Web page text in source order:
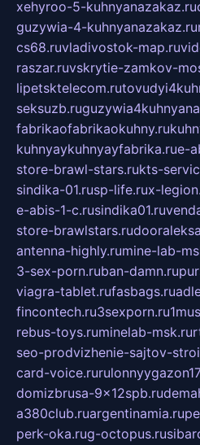
xehyroo-5-kuhnyanazakaz.ru
guzywia-4-kuhnyanazakaz.ru
cs68.ruvladivostok-map.ru
raszar.ruvskrytie-zamkov-
lipetsktelecom.ru
seksuzb.ru
fabrikaofabrikaokuhny.ru
kuhnyaykuhnyayfabrika.rue-
store-brawl-stars.rukts-
sindika-01.rusp-life.rux-
e-abis-1-c.rusindika01.ru
store-brawlstars.ru
antenna-highly.rumine-lab-
3-sex-porn.ruban-damn.ru
viagra-tablet.rufasbags.ru
fincontech.ru3sexporn.ru
rebus-toys.ruminelab-msk.ru
seo-prodvizhenie-sajtov-
card-voice.ru
domizbrusa-9x12spb.ru
a380club.ruargentinamia.ru
perk-oka.rug-octopus.ru